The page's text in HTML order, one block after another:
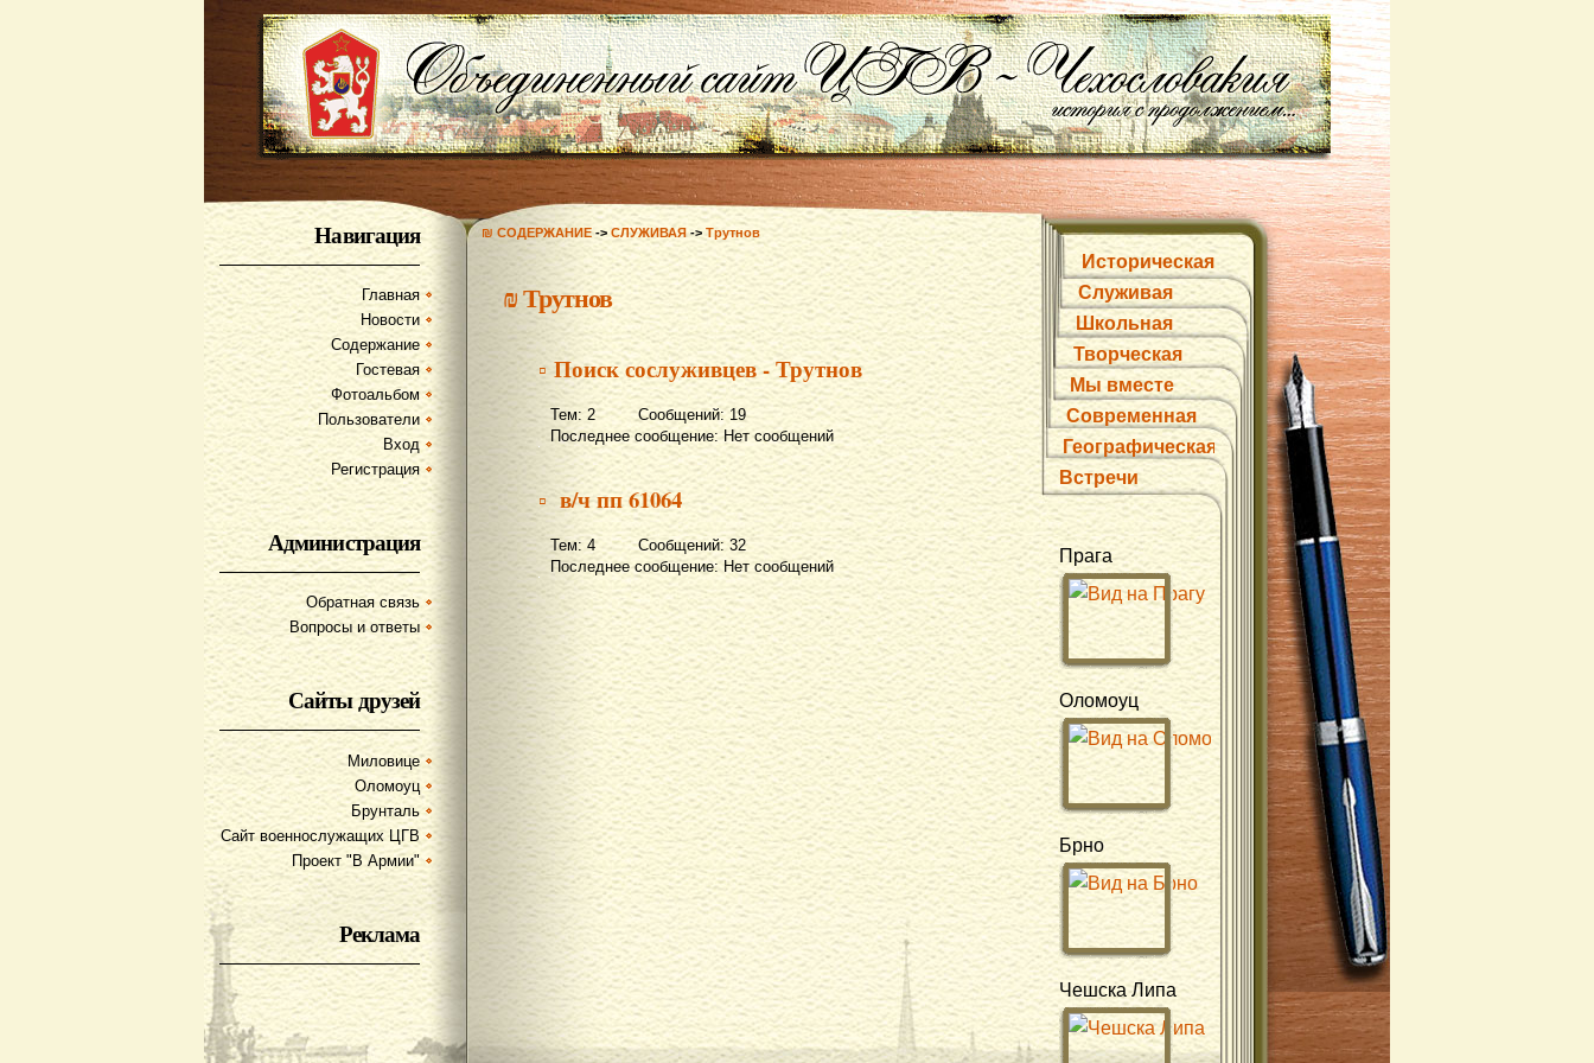
Навигация
Главная
Новости
Содержание
Гостевая
Фотоальбом
Пользователи
Вход
Регистрация
Администрация
Обратная связь
Вопросы и ответы
Сайты друзей
Миловице
Оломоуц
Брунталь
Сайт военнослужащих ЦГВ
Проект "В Армии"
Реклама
₪ СОДЕРЖАНИЕ -> СЛУЖИВАЯ -> Трутнов
₪Трутнов
▫ Поиск сослуживцев - Трутнов
Тем: 2 Сообщений: 19
Последнее сообщение: Нет сообщений
▫ в/ч пп 61064
Тем: 4 Сообщений: 32
Последнее сообщение: Нет сообщений
Историческая
Служивая
Школьная
Творческая
Мы вместе
Современная
Географическая
Встречи
Прага
Оломоуц
Брно
Чешска Липа